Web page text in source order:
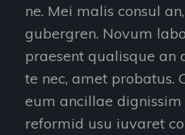
ne. Mei malis consul
gubergren. Novum
praesent qualisque an
te nec, amet probatus.
eum ancillae dignissim
reformid usu iuvaret